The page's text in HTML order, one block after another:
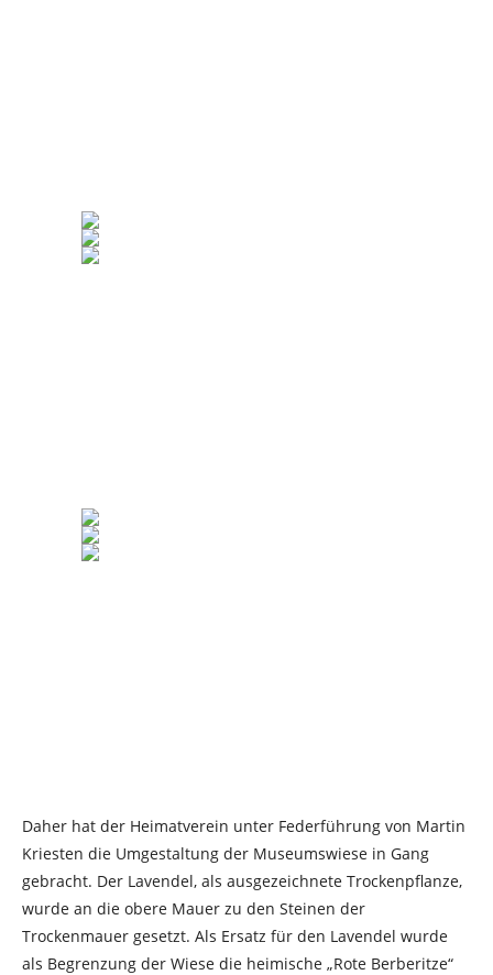
Daher hat der Heimatverein unter Federführung von Martin
Kriesten die Umgestaltung der Museumswiese in Gang
gebracht. Der Lavendel, als ausgezeichnete Trockenpflanze,
wurde an die obere Mauer zu den Steinen der
Trockenmauer gesetzt. Als Ersatz für den Lavendel wurde
als Begrenzung der Wiese die heimische „Rote Berberitze“